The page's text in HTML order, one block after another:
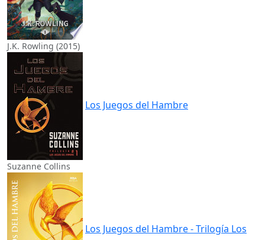
J.K. Rowling (2015)
Los Juegos del Hambre
Suzanne Collins
Los Juegos del Hambre - Trilogía Los